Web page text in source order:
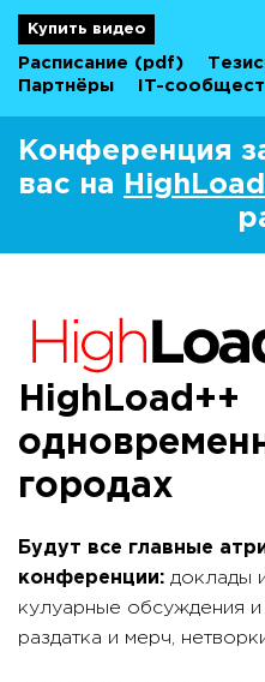
Купить видео
Расписание (pdf)
Партнёры
IT-
Конференция
вас на
HighLoad++
городах
Будут все главные
конференции: доклады
кулуарные обсуждения
раздатка и мерч,